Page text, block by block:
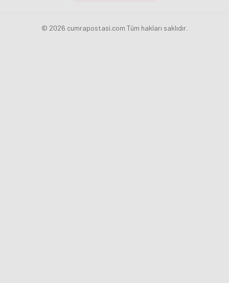
© 2026 cumrapostasi.com Tüm hakları saklıdır.